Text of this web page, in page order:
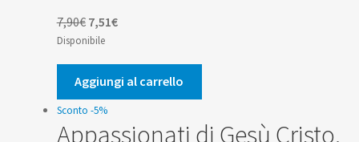
7,90€ Il
prezzo
originale
era:
7,90€.
7,51€Il
attuale
è:
7,51€.
Disponibile
Aggiungi al carrello
Sconto -5%
Appassionati di Gesù Cristo,